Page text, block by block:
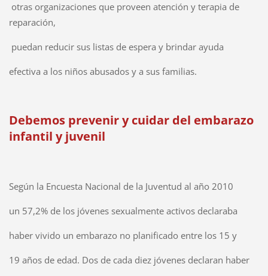
otras organizaciones que proveen atención y terapia de
reparación,
puedan reducir sus listas de espera y brindar ayuda
efectiva a los niños abusados y a sus familias.
Debemos prevenir y cuidar del embarazo
infantil y juvenil
Según la Encuesta Nacional de la Juventud al año 2010
un 57,2% de los jóvenes sexualmente activos declaraba
haber vivido un embarazo no planificado entre los 15 y
19 años de edad. Dos de cada diez jóvenes declaran haber